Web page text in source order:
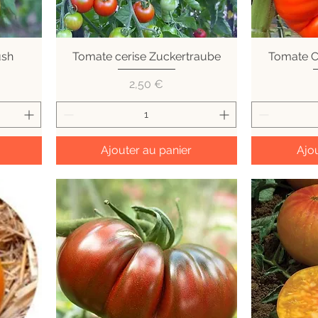
Aperçu rapide
Tomate cerise Zuckertraube
Prix
2,50 €
Ajouter au panier
Tomate